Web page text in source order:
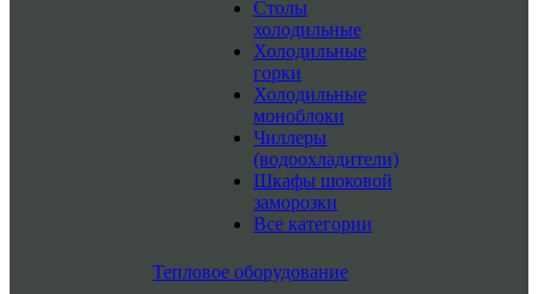
Столы
холодильные
Холодильные
горки
Холодильные
моноблоки
Чиллеры
(водоохладители)
Шкафы шоковой
заморозки
Все категории
Тепловое оборудование